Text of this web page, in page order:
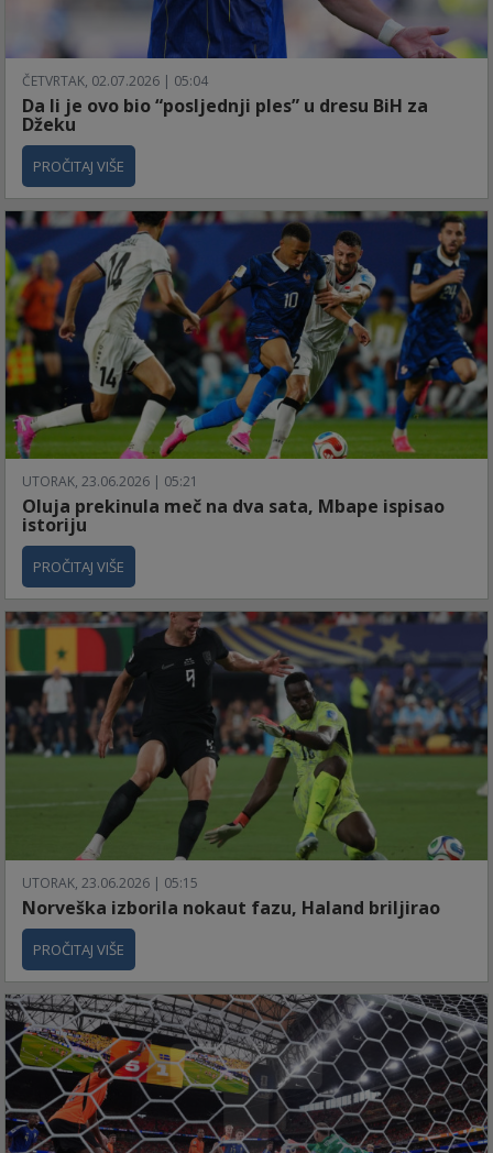
ČETVRTAK, 02.07.2026 | 05:04
Da li je ovo bio “posljednji ples” u dresu BiH za
Džeku
PROČITAJ VIŠE
UTORAK, 23.06.2026 | 05:21
Oluja prekinula meč na dva sata, Mbape ispisao
istoriju
PROČITAJ VIŠE
UTORAK, 23.06.2026 | 05:15
Norveška izborila nokaut fazu, Haland briljirao
PROČITAJ VIŠE